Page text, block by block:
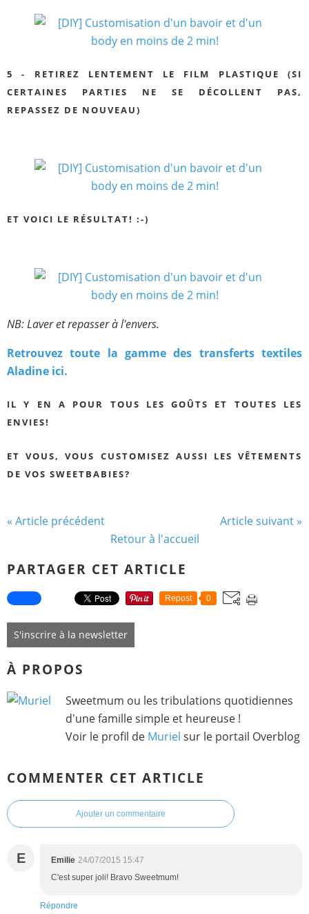
5 - RETIREZ LENTEMENT LE FILM PLASTIQUE (SI
CERTAINES PARTIES NE SE DÉCOLLENT PAS,
REPASSEZ DE NOUVEAU)
ET VOICI LE RÉSULTAT! :-)
NB: Laver et repasser à l'envers.
Retrouvez toute la gamme des transferts textiles
Aladine ici.
IL Y EN A POUR TOUS LES GOÛTS ET TOUTES LES
ENVIES!
ET VOUS, VOUS CUSTOMISEZ AUSSI LES VÊTEMENTS
DE VOS SWEETBABIES?
« Article précédent
Article suivant »
Retour à l'accueil
PARTAGER CET ARTICLE
Repost 0
S'inscrire à la newsletter
À PROPOS
Sweetmum ou les tribulations quotidiennes
d'une famille simple et heureuse !
Voir le profil de Muriel sur le portail Overblog
COMMENTER CET ARTICLE
Ajouter un commentaire
E Emilie 24/07/2015 15:47
C'est super joli! Bravo Sweetmum!
Répondre